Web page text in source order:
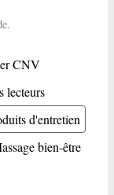
CNV
lecteurs
d'entretien
bien-être